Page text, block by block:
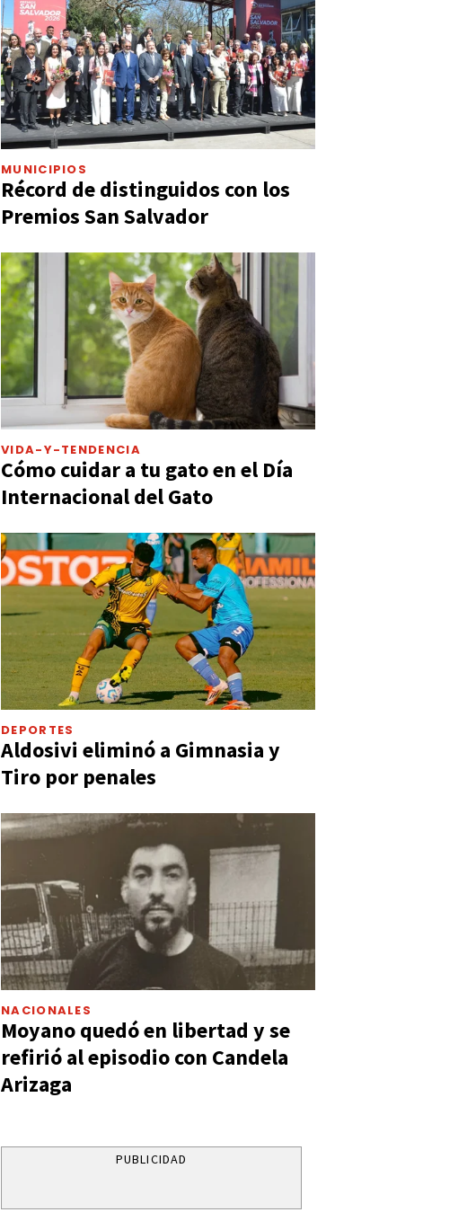
MUNICIPIOS
Récord de distinguidos con los
Premios San Salvador
VIDA-Y-TENDENCIA
Cómo cuidar a tu gato en el Día
Internacional del Gato
DEPORTES
Aldosivi eliminó a Gimnasia y
Tiro por penales
NACIONALES
Moyano quedó en libertad y se
refirió al episodio con Candela
Arizaga
PUBLICIDAD